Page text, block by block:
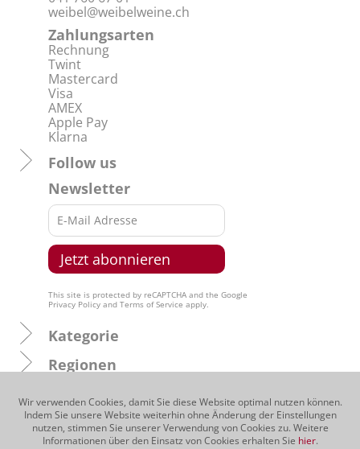
Wir verwenden Cookies, damit Sie diese Website optimal nutzen können.
Indem Sie unsere Website weiterhin ohne Änderung der Einstellungen
nutzen, stimmen Sie unserer Verwendung von Cookies zu. Weitere
Informationen über den Einsatz von Cookies erhalten Sie hier.
weibel@weibelweine.ch
Zahlungsarten
Rechnung
Twint
Mastercard
Visa
AMEX
Apple Pay
Klarna
Follow us
Newsletter
This site is protected by reCAPTCHA and the Google
Privacy Policy and Terms of Service apply.
Kategorie
Regionen
Produzenten
Traubensorten